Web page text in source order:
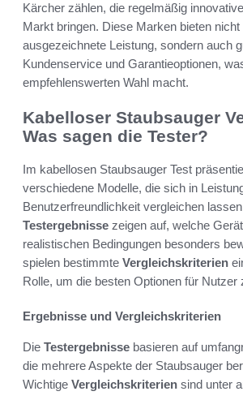
Kärcher zählen, die regelmäßig
Markt bringen. Diese Marken bieten nicht
ausgezeichnete Leistung, sondern auch
Kundenservice und Garantieoptionen,
empfehlenswerten Wahl macht.
Kabelloser Staubsauger
Was sagen die Tester?
Im kabellosen Staubsauger Test
verschiedene Modelle, die sich in
Benutzerfreundlichkeit vergleichen
Testergebnisse zeigen auf, welche
realistischen Bedingungen besonders
spielen bestimmte Vergleichskriterien
Rolle, um die besten Optionen für Nutzer
Ergebnisse und Vergleichskriterien
Die Testergebnisse basieren auf
die mehrere Aspekte der Staubsauger
Wichtige Vergleichskriterien sind unter